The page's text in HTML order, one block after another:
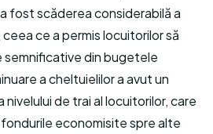
fost scăderea considerabilă a
ce a permis locuitorilor să
semnificative din bugetele
a cheltuielilor a avut un
de trai al locuitorilor, care
economisite spre alte